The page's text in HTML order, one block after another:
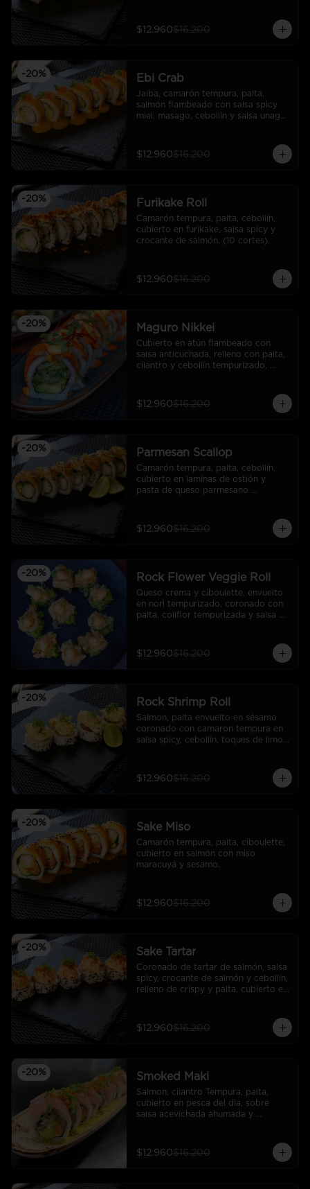
$12.960$16.200
-20% Ebi Crab
Jaiba, camarón tempura, palta,
salmón flambeado con salsa spicy
miel, masago, cebollín y salsa unagui.
$12.960$16.200
-20% Furikake Roll
Camarón tempura, palta, cebollín,
cubierto en furikake, salsa spicy y
crocante de salmón. (10 cortes).
$12.960$16.200
-20% Maguro Nikkei
Cubierto en atún flambeado con
salsa anticuchada, relleno con palta,
cilantro y cebollín tempurizado,
$12.960$16.200
-20% Parmesan Scallop
Camarón tempura, palta, cebollín,
cubierto en laminas de ostión y
pasta de queso parmesano
$12.960$16.200
-20% Rock Flower Veggie Roll
Queso crema y ciboulette, envuelto
en nori tempurizado, coronado con
palta, coliflor tempurizada y salsa
$12.960$16.200
-20% Rock Shrimp Roll
Salmon, palta envuelto en sésamo
coronado con camaron tempura en
salsa spicy, cebollin, toques de limon
$12.960$16.200
-20% Sake Miso
Camarón tempura, palta, ciboulette,
cubierto en salmón con miso
maracuyá y sesamo.
$12.960$16.200
-20% Sake Tartar
Coronado de tartar de salmón, salsa
spicy, crocante de salmón y cebollín,
relleno de crispy y palta, cubierto en
$12.960$16.200
-20% Smoked Maki
Salmon, cilantro Tempura, palta,
cubierto en pesca del dia, sobre
salsa acevichada ahumada y
$12.960$16.200